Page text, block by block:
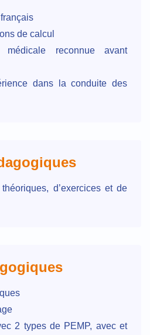
de calcul
médicale reconnue avant
dans la conduite des
d’exercices et de
2 types de PEMP, avec et